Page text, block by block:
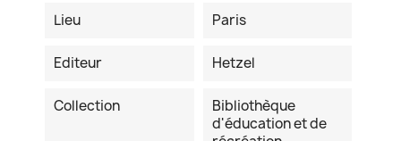
Lieu
Paris
Editeur Hetzel
Collection
Bibliothèque
d'éducation et de